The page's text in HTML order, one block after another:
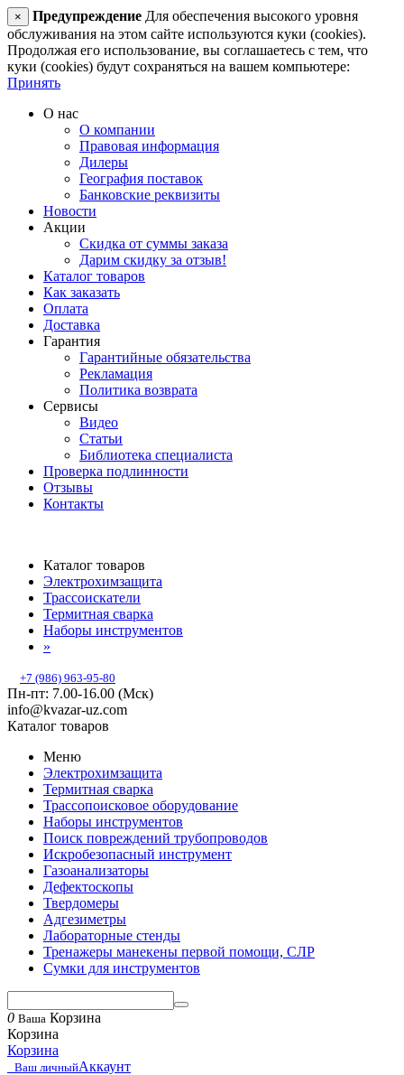
× Предупреждение Для обеспечения высокого уровня
обслуживания на этом сайте используются куки (cookies).
Продолжая его использование, вы соглашаетесь с тем, что
куки (cookies) будут сохраняться на вашем компьютере:
Принять
О нас
О компании
Правовая информация
Дилеры
География поставок
Банковские реквизиты
Новости
Акции
Скидка от суммы заказа
Дарим скидку за отзыв!
Каталог товаров
Как заказать
Оплата
Доставка
Гарантия
Гарантийные обязательства
Рекламация
Политика возврата
Сервисы
Видео
Статьи
Библиотека специалиста
Проверка подлинности
Отзывы
Контакты
Каталог товаров
Электрохимзащита
Трассоискатели
Термитная сварка
Наборы инструментов
»
+7 (986) 963-95-80
Пн-пт: 7.00-16.00 (Мск)
info@kvazar-uz.com
Каталог товаров
Меню
Электрохимзащита
Термитная сварка
Трассопоисковое оборудование
Наборы инструментов
Поиск повреждений трубопроводов
Искробезопасный инструмент
Газоанализаторы
Дефектоскопы
Твердомеры
Адгезиметры
Лабораторные стенды
Тренажеры манекены первой помощи, СЛР
Сумки для инструментов
0 Ваша Корзина
Корзина
Корзина
Ваш личныйАккаунт